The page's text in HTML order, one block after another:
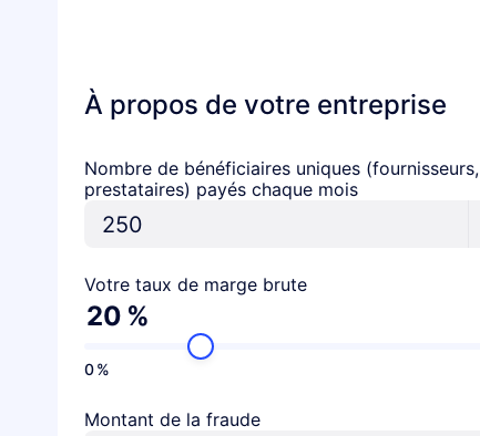
À propos de votre entreprise
Nombre de bénéficiaires uniques
prestataires) payés chaque mois
Votre taux de marge brute
20 %
0%
Montant de la fraude